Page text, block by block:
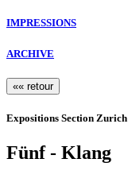
IMPRESSIONS
ARCHIVE
«« retour
Expositions Section Zurich
Fünf - Klang